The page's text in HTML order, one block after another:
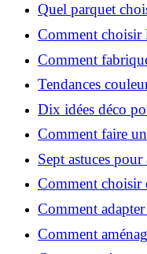
Quel parquet
maison ?
Comment choisir
Grenoble en 2026
Comment
hydratant fait
Tendances
colorés, que
Dix idées déco
chez soi
Comment faire
une peau plus
Sept astuces
naturelle chez soi
Comment choisir
coulissante pour
Comment adapter
en hiver ?
Comment